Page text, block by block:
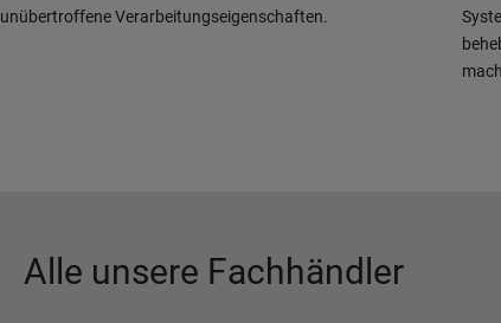
unübertroffene Verarbeitungseigenschaften.
Alle unsere Fachhändler